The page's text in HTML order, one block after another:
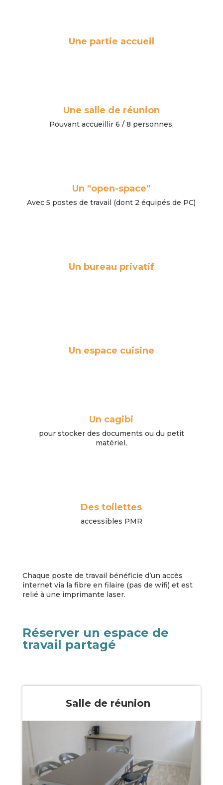
Une partie accueil
Une salle de réunion
Pouvant accueillir 6 / 8 personnes,
Un "open-space"
Avec 5 postes de travail (dont 2 équipés de PC)
Un bureau privatif
Un espace cuisine
Un cagibi
pour stocker des documents ou du petit
matériel,
Des toilettes
accessibles PMR
Chaque poste de travail bénéficie d’un accès
internet via la fibre en filaire (pas de wifi) et est
relié à une imprimante laser.
Réserver un espace de
travail partagé
Salle de réunion